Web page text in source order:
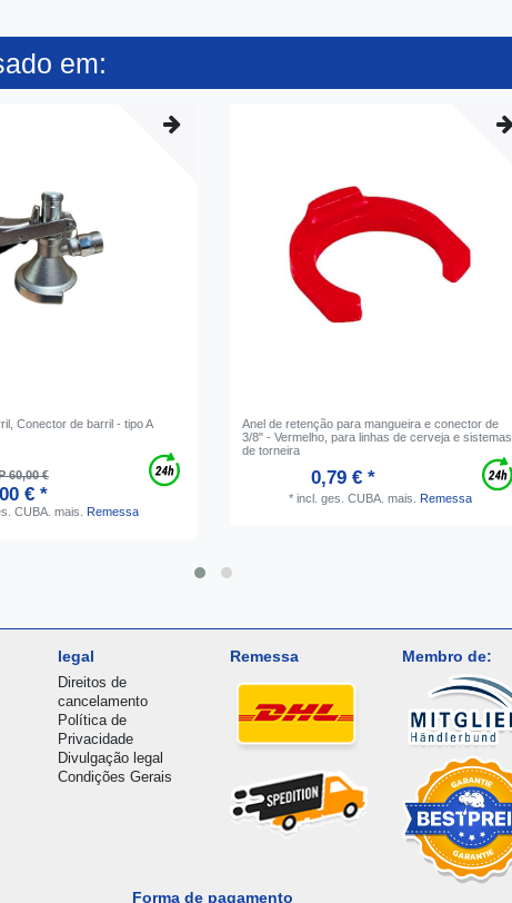
em:
Conector de barril - tipo A
60,00 €
€ *
CUBA. mais. Remessa
Anel de retenção para mangueira e conector de
3/8" - Vermelho, para linhas de cerveja e sistemas
de torneira
0,79 € *
* incl. ges. CUBA. mais. Remessa
legal
Direitos de
cancelamento
Política de
Privacidade
Divulgação legal
Condições Gerais
Remessa Membro de:
Forma de pagamento